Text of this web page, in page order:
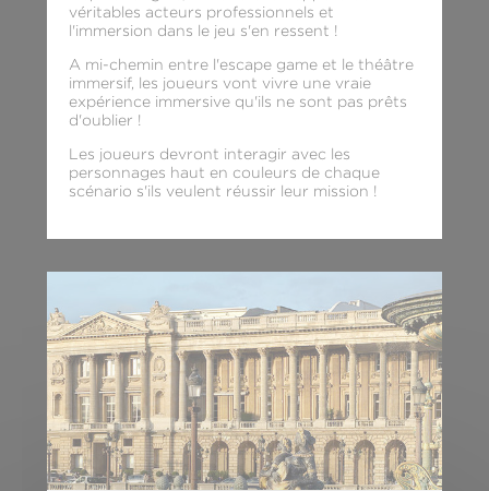
véritables acteurs professionnels et
l'immersion dans le jeu s'en ressent !
A mi-chemin entre l'escape game et le théâtre
immersif, les joueurs vont vivre une vraie
expérience immersive qu'ils ne sont pas prêts
d'oublier !
Les joueurs devront interagir avec les
personnages haut en couleurs de chaque
scénario s'ils veulent réussir leur mission !